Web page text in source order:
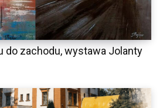
do zachodu, wystawa Jolanty